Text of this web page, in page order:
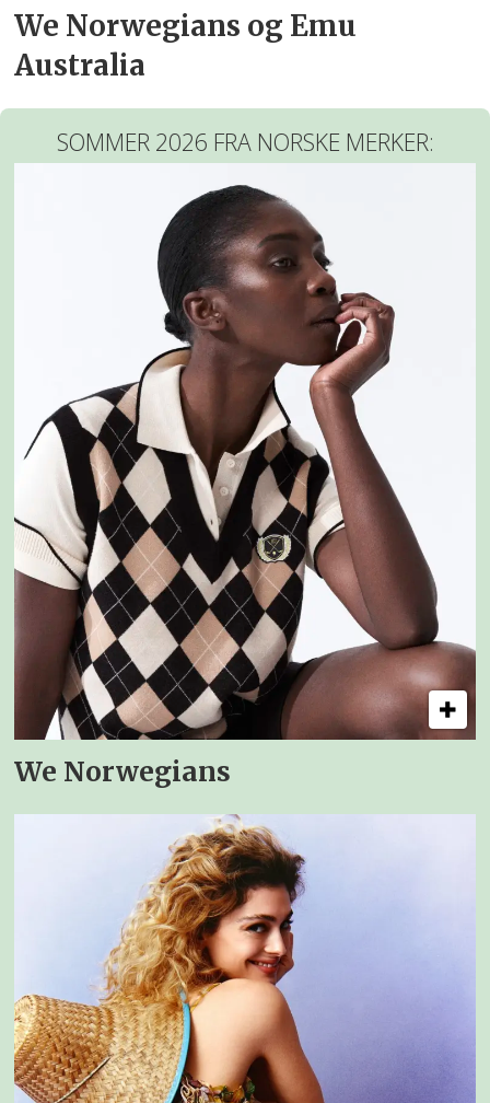
We Norwegians og Emu
Australia
SOMMER 2026 FRA NORSKE MERKER:
We Norwegians